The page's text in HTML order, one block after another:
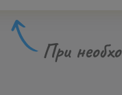
При